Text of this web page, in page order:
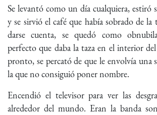
Se levantó como un día cualquiera, estiró
y se sirvió el café que había sobrado de
darse cuenta, se quedó como
perfecto que daba la taza en el interior
pronto, se percató de que le envolvía una
la que no consiguió poner nombre.
Encendió el televisor para ver las
alrededor del mundo. Eran la banda